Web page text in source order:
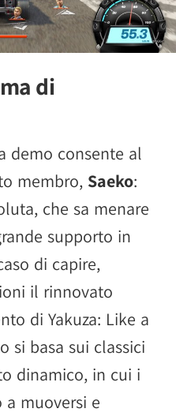
di
demo consente al
membro, Saeko:
che sa menare
supporto in
di capire,
il rinnovato
di Yakuza: Like a
si basa sui classici
dinamico, in cui i
muoversi e